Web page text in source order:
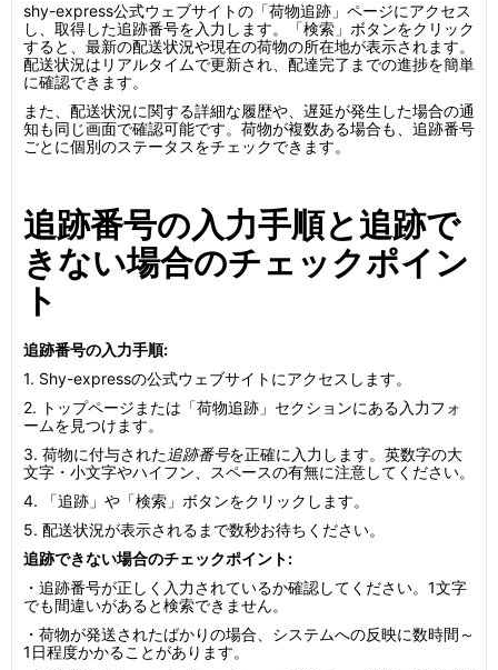
shy-express公式ウェブサイトの「荷物追跡」ページにアクセス
し、取得した追跡番号を入力します。「検索」ボタンをクリック
すると、最新の配送状況や現在の荷物の所在地が表示されます。
配送状況はリアルタイムで更新され、配達完了までの進捗を簡単
に確認できます。
また、配送状況に関する詳細な履歴や、遅延が発生した場合の通
知も同じ画面で確認可能です。荷物が複数ある場合も、追跡番号
ごとに個別のステータスをチェックできます。
追跡番号の入力手順と追跡で
きない場合のチェックポイン
ト
追跡番号の入力手順:
1. Shy-expressの公式ウェブサイトにアクセスします。
2. トップページまたは「荷物追跡」セクションにある入力フォ
ームを見つけます。
3. 荷物に付与された追跡番号を正確に入力します。英数字の大
文字・小文字やハイフン、スペースの有無に注意してください。
4. 「追跡」や「検索」ボタンをクリックします。
5. 配送状況が表示されるまで数秒お待ちください。
追跡できない場合のチェックポイント:
・追跡番号が正しく入力されているか確認してください。1文字
でも間違いがあると検索できません。
・荷物が発送されたばかりの場合、システムへの反映に数時間～
1日程度かかることがあります。